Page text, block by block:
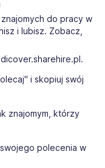
do pracy w
i lubisz. Zobacz,
.
i skopiuj swój
znajomym, którzy
polecenia w